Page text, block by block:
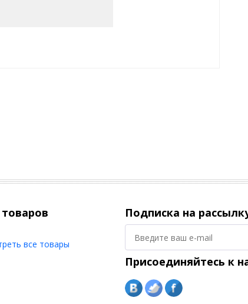
все товары
Подписка на
Присоединяйтесь к